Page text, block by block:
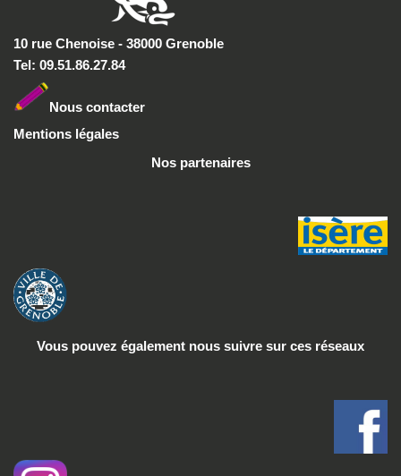
10 rue Chenoise - 38000 Grenoble
Tel: 09.51.86.27.84
Nous contacter
Mentions légales
Nos partenaires
Vous pouvez également nous suivre sur ces réseaux